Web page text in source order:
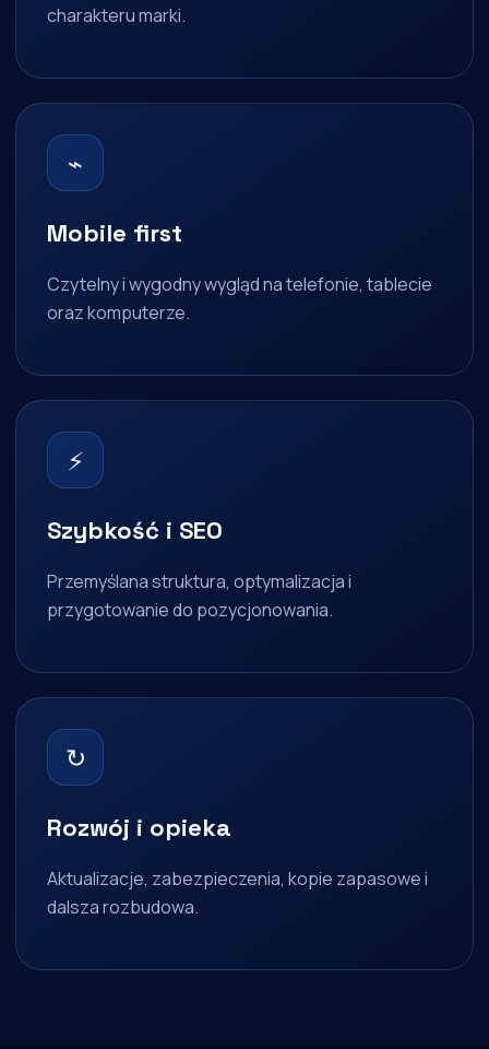
charakteru marki.
⌁
Mobile first
Czytelny i wygodny wygląd na telefonie, tablecie
oraz komputerze.
⚡
Szybkość i SEO
Przemyślana struktura, optymalizacja i
przygotowanie do pozycjonowania.
↻
Rozwój i opieka
Aktualizacje, zabezpieczenia, kopie zapasowe i
dalsza rozbudowa.